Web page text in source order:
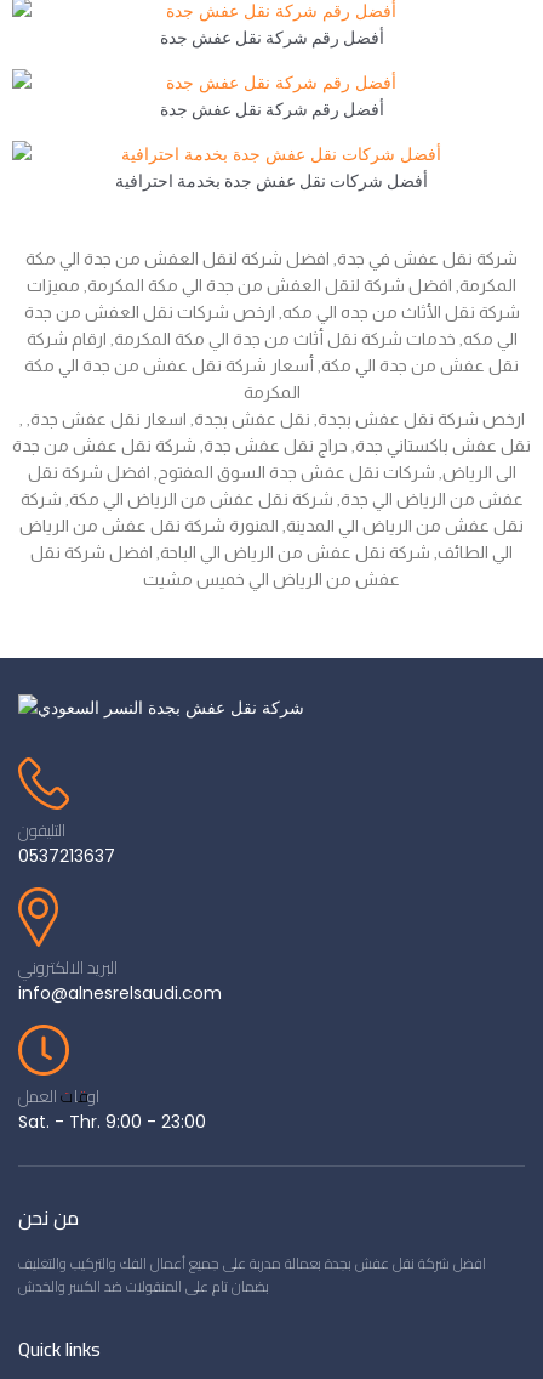
أفضل رقم شركة نقل عفش جدة
أفضل رقم شركة نقل عفش جدة
أفضل شركات نقل عفش جدة بخدمة احترافية
شركة نقل عفش في جدة, افضل شركة لنقل العفش من جدة الي مكة
المكرمة, افضل شركة لنقل العفش من جدة الي مكة المكرمة, مميزات
شركة نقل الأثاث من جده الي مكه, ارخص شركات نقل العفش من جدة
الي مكه, خدمات شركة نقل أثاث من جدة الي مكة المكرمة, ارقام شركة
نقل عفش من جدة الي مكة, أسعار شركة نقل عفش من جدة الي مكة
المكرمة
نقل عفش باكستاني جدة, حراج نقل عفش جدة, شركة نقل عفش من جدة
الى الرياض, شركات نقل عفش جدة السوق المفتوح, افضل شركة نقل
عفش من الرياض الي جدة, شركة نقل عفش من الرياض الي مكة, شركة
نقل عفش من الرياض الي المدينة, المنورة شركة نقل عفش من الرياض
الي الطائف, شركة نقل عفش من الرياض الي الباحة, افضل شركة نقل
عفش من الرياض الي خميس مشيت
التليفون
0537213637
البريد الالكتروني
info@alnesrelsaudi.com
اوقات العمل
Sat. - Thr. 9:00 - 23:00
من نحن
افضل شركة نقل عفش بجدة بعمالة مدربة على جميع أعمال الفك والتركيب والتغليف
بضمان تام على المنقولات ضد الكسر والخدش
Quick links